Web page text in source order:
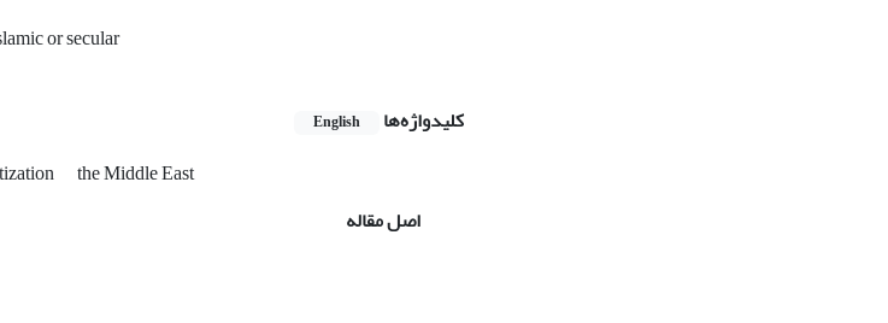
or secular
کلیدواژه‌ها English
the Middle East
اصل مقاله